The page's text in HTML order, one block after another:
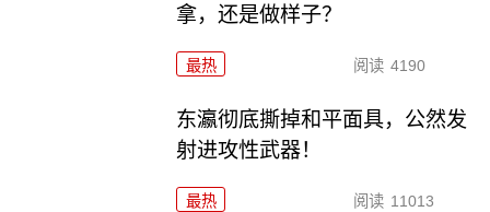
拿，还是做样子？
最热 阅读 4190
东瀛彻底撕掉和平面具，公然发
射进攻性武器！
最热 阅读 11013